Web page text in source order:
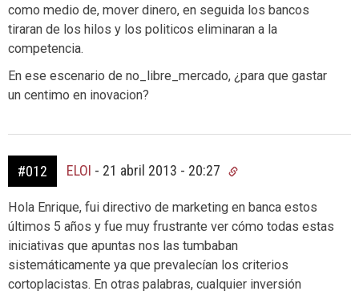
como medio de, mover dinero, en seguida los bancos
tiraran de los hilos y los politicos eliminaran a la
competencia.
En ese escenario de no_libre_mercado, ¿para que gastar
un centimo en inovacion?
#012 ELOI - 21 abril 2013 - 20:27
Hola Enrique, fui directivo de marketing en banca estos
últimos 5 años y fue muy frustrante ver cómo todas estas
iniciativas que apuntas nos las tumbaban
sistemáticamente ya que prevalecían los criterios
cortoplacistas. En otras palabras, cualquier inversión